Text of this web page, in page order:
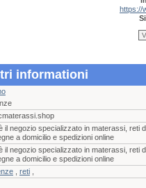
https://
informationi
il negozio specializzato in materassi, reti
a domicilio e spedizioni online
il negozio specializzato in materassi, reti
a domicilio e spedizioni online
reti